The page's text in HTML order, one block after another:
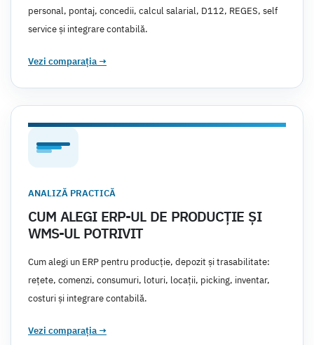
personal, pontaj, concedii, calcul salarial, D112, REGES, self
service și integrare contabilă.
Vezi comparația →
ANALIZĂ PRACTICĂ
CUM ALEGI ERP-UL DE PRODUCȚIE ȘI
WMS-UL POTRIVIT
Cum alegi un ERP pentru producție, depozit și trasabilitate:
rețete, comenzi, consumuri, loturi, locații, picking, inventar,
costuri și integrare contabilă.
Vezi comparația →